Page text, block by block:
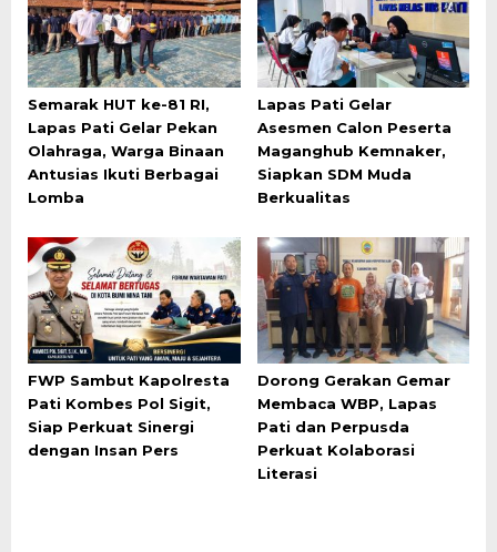
Semarak HUT ke-81 RI,
Lapas Pati Gelar Pekan
Olahraga, Warga Binaan
Antusias Ikuti Berbagai
Lomba
Lapas Pati Gelar
Asesmen Calon Peserta
Maganghub Kemnaker,
Siapkan SDM Muda
Berkualitas
FWP Sambut Kapolresta
Pati Kombes Pol Sigit,
Siap Perkuat Sinergi
dengan Insan Pers
Dorong Gerakan Gemar
Membaca WBP, Lapas
Pati dan Perpusda
Perkuat Kolaborasi
Literasi